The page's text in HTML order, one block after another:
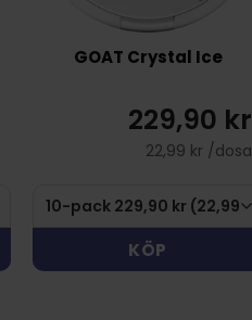
GOAT Crystal Ice
229,90 kr
22,99 kr /dosa
KÖP